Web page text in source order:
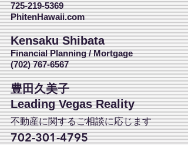
725-219-5369
PhitenHawaii.com
Kensaku Shibata
Financial Planning / Mortgage
(702) 767-6567
豊田久美子
Leading Vegas Reality
不動産に関するご相談に応じます
702-301-4795